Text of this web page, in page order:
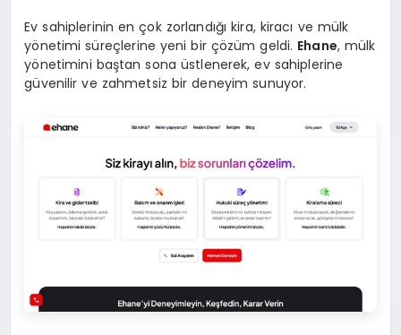
Ev sahiplerinin en çok zorlandığı kira, kiracı ve mülk
yönetimi süreçlerine yeni bir çözüm geldi. Ehane, mülk
yönetimini baştan sona üstlenerek, ev sahiplerine
güvenilir ve zahmetsiz bir deneyim sunuyor.